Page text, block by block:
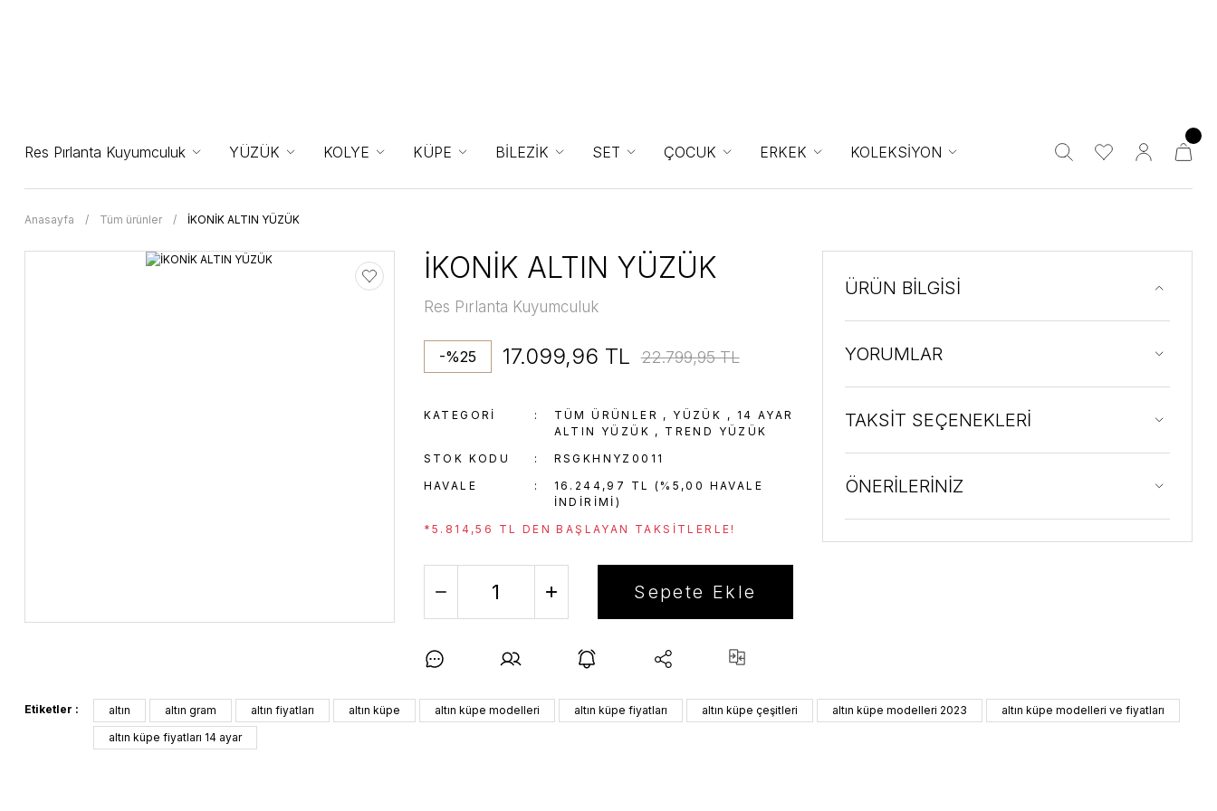
Res Pırlanta Kuyumculuk YÜZÜK KOLYE KÜPE BİLEZİK SET ÇOCUK ERKEK KOLEKSİYON
Anasayfa Tüm ürünler İKONİK ALTIN YÜZÜK
İKONİK ALTIN YÜZÜK
Res Pırlanta Kuyumculuk
-%25 17.099,96 TL 22.799,95 TL
KATEGORI TÜM ÜRÜNLER , YÜZÜK , 14 AYAR
ALTIN YÜZÜK , TREND YÜZÜK
STOK KODU
RSGKHNYZ0011
HAVALE
16.244,97 TL (%5,00 HAVALE
INDIRIMI)
*5.814,56 TL DEN BAŞLAYAN TAKSITLERLE!
Sepete Ekle
ÜRÜN BİLGİSİ
YORUMLAR
TAKSİT SEÇENEKLERİ
ÖNERİLERİNİZ
Etiketler : altın altın gram altın fiyatları altın küpe altın küpe modelleri altın küpe fiyatları altın küpe çeşitleri altın küpe modelleri 2023
altın küpe modelleri ve fiyatları
altın küpe fiyatları 14 ayar